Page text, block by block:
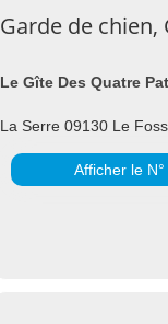
Garde de chien,
Le Gîte Des Quatre
La Serre 09130 Le
Afficher le N°